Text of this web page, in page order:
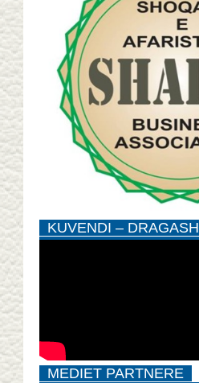
KUVENDI – DRAGASH
MEDIET PARTNERE